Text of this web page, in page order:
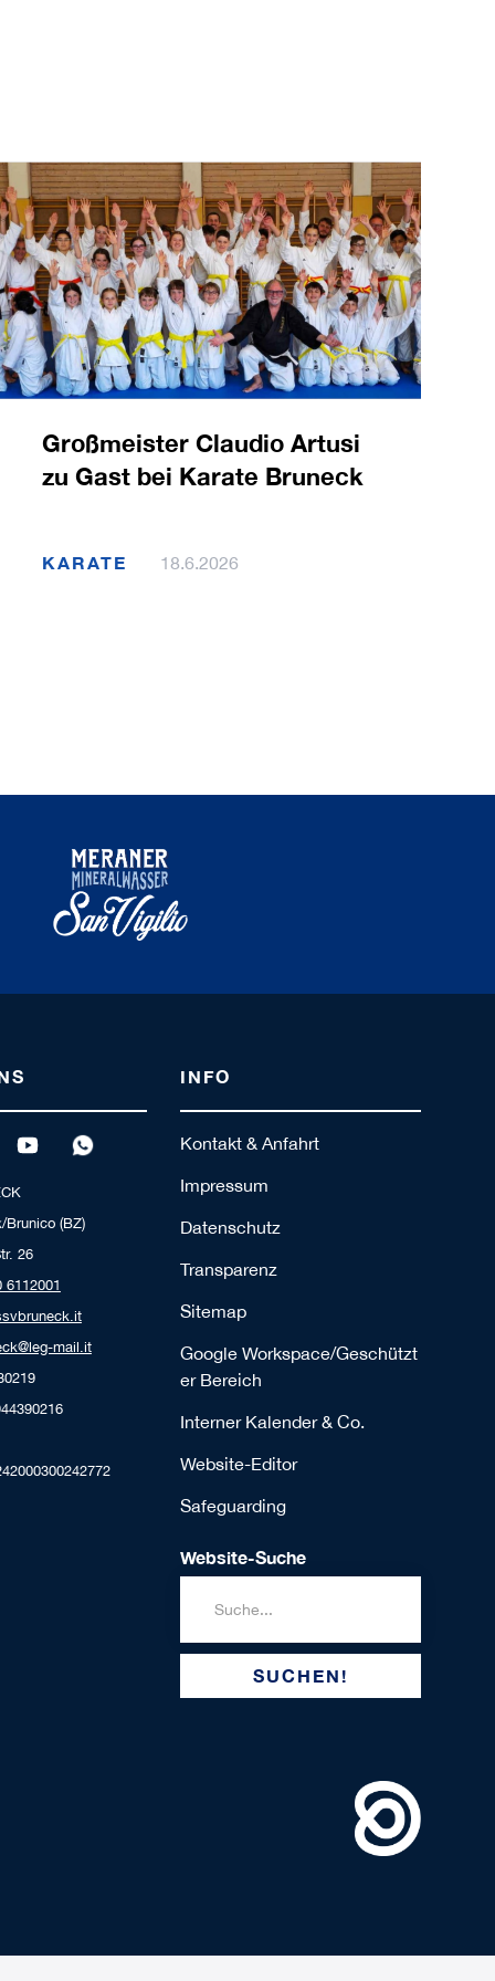
Großmeister Claudio Artusi
zu Gast bei Karate Bruneck
KARATE 18.6.2026
Brunico (BZ)
26
6112001
mail.it
INFO
Kontakt & Anfahrt
Impressum
Datenschutz
Transparenz
Sitemap
Google Workspace/Geschützt
er Bereich
Interner Kalender & Co.
Website-Editor
Safeguarding
Website-Suche